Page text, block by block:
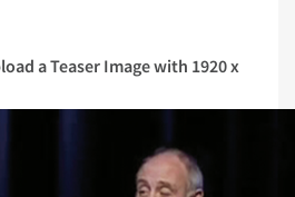
a Teaser Image with 1920 x